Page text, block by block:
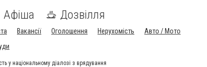
Афіша Дозвілля
Вакансії Оголошення Нерухомість
Авто / Мото
у національному діалозі з врядування